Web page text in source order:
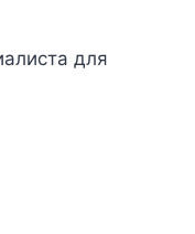
для